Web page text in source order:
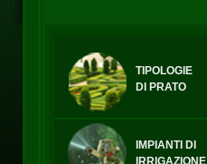
TIPOLOGIE
DI PRATO
IMPIANTI DI
IRRIGAZIONE